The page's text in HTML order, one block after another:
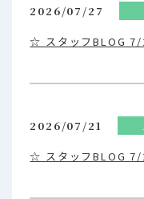
2026/07/27
☆ スタッフBLOG
2026/07/21
☆ スタッフBLOG